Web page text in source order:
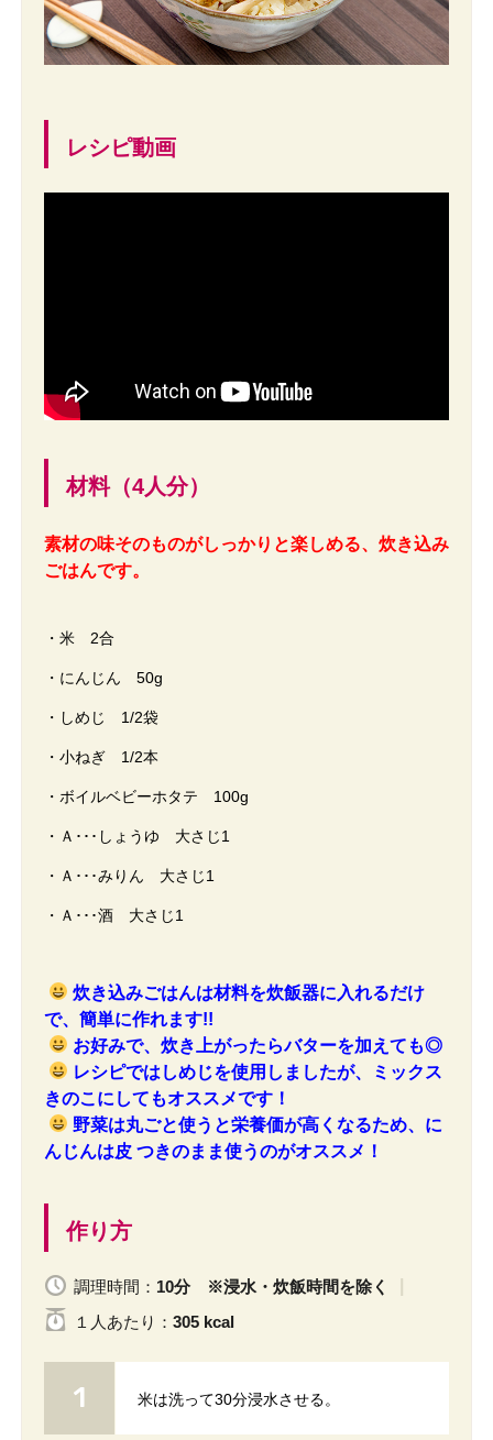
レシピ動画
材料（4人分）
素材の味そのものがしっかりと楽しめる、炊き込み
ごはんです。
・米 2合
・にんじん 50g
・しめじ 1/2袋
・小ねぎ 1/2本
・ボイルベビーホタテ 100g
・Ａ･･･しょうゆ 大さじ1
・Ａ･･･みりん 大さじ1
・Ａ･･･酒 大さじ1
炊き込みごはんは材料を炊飯器に入れるだけ
で、簡単に作れます!!
お好みで、炊き上がったらバターを加えても◎
レシピではしめじを使用しましたが、ミックス
きのこにしてもオススメです！
野菜は丸ごと使うと栄養価が高くなるため、に
んじんは皮 つきのまま使うのがオススメ！
作り方
調理時間： 10分 ※浸水・炊飯時間を除く
１人 あたり ： 305 kcal
米は洗って30分浸水させる。